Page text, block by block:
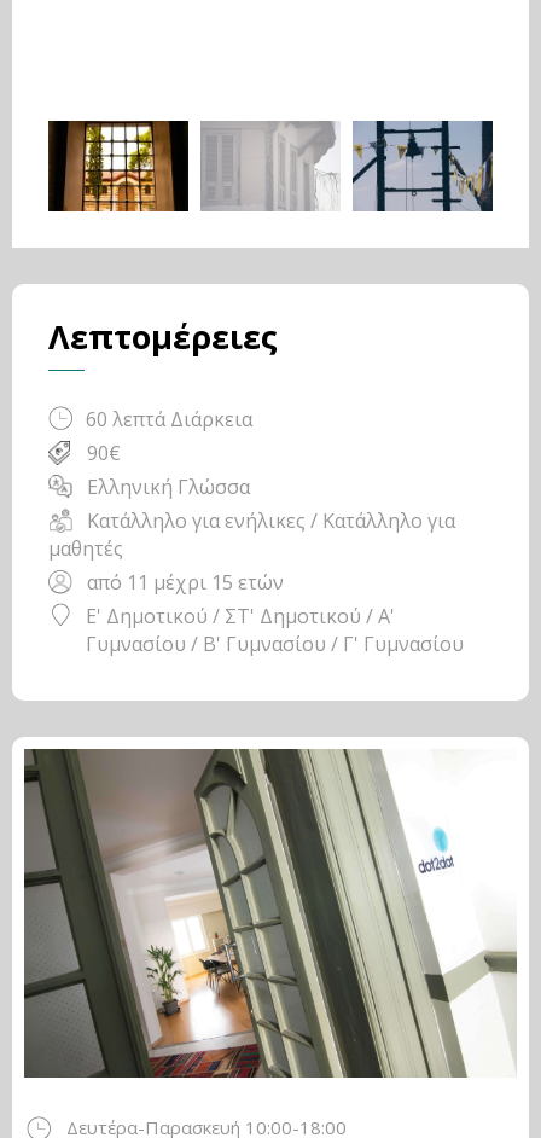
Λεπτομέρειες
60 λεπτά Διάρκεια
90€
Ελληνική Γλώσσα
Κατάλληλο για ενήλικες / Κατάλληλο για
μαθητές
από 11 μέχρι 15 ετών
Ε' Δημοτικού / ΣΤ' Δημοτικού / Α'
Γυμνασίου / Β' Γυμνασίου / Γ' Γυμνασίου
Δευτέρα-Παρασκευή 10:00-18:00